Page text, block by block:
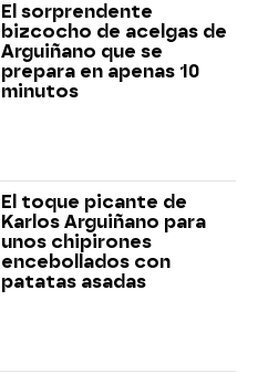
El sorprendente
bizcocho de acelgas de
Arguiñano que se
prepara en apenas 10
minutos
El toque picante de
Karlos Arguiñano para
unos chipirones
encebollados con
patatas asadas